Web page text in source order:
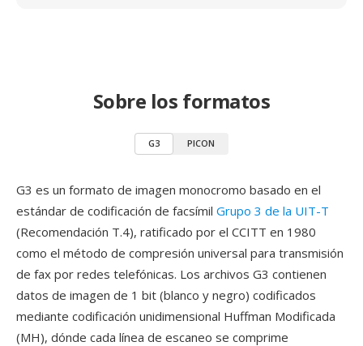
Sobre los formatos
G3 PICON
G3 es un formato de imagen monocromo basado en el
estándar de codificación de facsímil Grupo 3 de la UIT-T
(Recomendación T.4), ratificado por el CCITT en 1980
como el método de compresión universal para transmisión
de fax por redes telefónicas. Los archivos G3 contienen
datos de imagen de 1 bit (blanco y negro) codificados
mediante codificación unidimensional Huffman Modificada
(MH), dónde cada línea de escaneo se comprime